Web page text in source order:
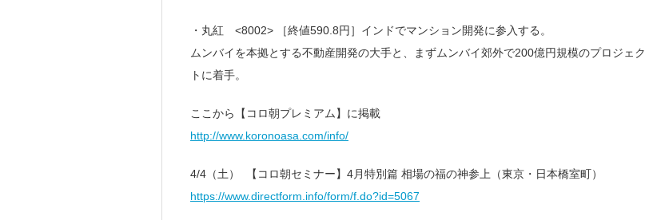
・丸紅 <8002> ［終値590.8円］インドでマンション開発に参入する。
ムンバイを本拠とする不動産開発の大手と、まずムンバイ郊外で200億円規模のプロジェク
トに着手。
ここから【コロ朝プレミアム】に掲載
http://www.koronoasa.com/info/
4/4（土） 【コロ朝セミナー】4月特別篇 相場の福の神参上（東京・日本橋室町）
https://www.directform.info/form/f.do?id=5067